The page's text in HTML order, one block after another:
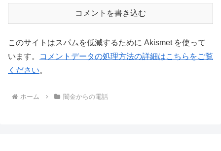
コメントを書き込む
このサイトはスパムを低減するために Akismet を使って
います。
コメントデータの処理方法の詳細はこちらをご覧
ください。
ホーム 闇金からの電話